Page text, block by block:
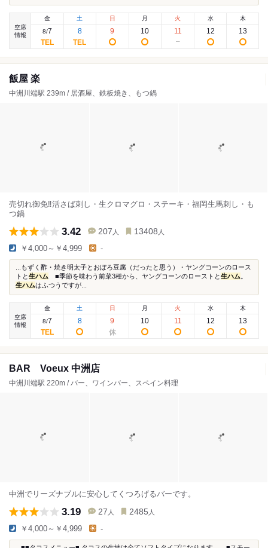
空席
情報
金
8/7
土
8
日
9
月
10
火
11
水
12
木
13
飯屋 楽
中洲川端駅 239m / 居酒屋、鉄板焼き、もつ鍋
売切れ御免‼活さば刺し・生クロマグロ・ステーキ・福岡生馬刺し・も
つ鍋
3.42 207 人 13408 人
￥4,000～￥4,999 -
...もずく酢・焼き明太子とおぼろ豆腐（だったと思う）・ヤングコーンのロース
トと生ハム ■季節を味わう前菜3種から、ヤングコーンのローストと生ハム
生ハムはふつうですが...
空席
情報
金
8/7
土
8
日
9
月
10
火
11
水
12
木
13
BAR Voeux 中洲店
中洲川端駅 220m / バー、ワインバー、スペイン料理
中洲でリーズナブルに安心してくつろげるバーです。
3.19 27 人 2485 人
￥4,000～￥4,999 -